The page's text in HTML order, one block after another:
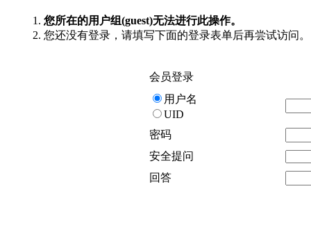
您所在的用户组(guest)无法进行此操作。
您还没有登录，请填写下面的登录表单后再尝试访问。
会员登录
用户名
UID
密码
安全提问
回答